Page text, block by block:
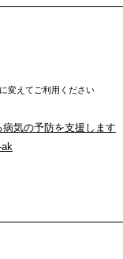
変えてご利用ください
気の予防を支援します
ak